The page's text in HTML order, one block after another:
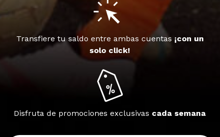
Transfiere tu saldo entre ambas cuentas ¡con un
solo click!
Disfruta de promociones exclusivas cada semana